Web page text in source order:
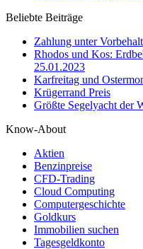
Beliebte Beiträge
Zahlung unter Vorbehalt
Rhodos und Kos:
25.01.2023
Karfreitag und
Krügerrand Preis
Größte Segelyacht der
Know-About
Aktien
Benzinpreise
CFD-Trading
Cloud Computing
Computergeschichte
Goldkurs
Immobilien suchen
Tagesgeldkonto